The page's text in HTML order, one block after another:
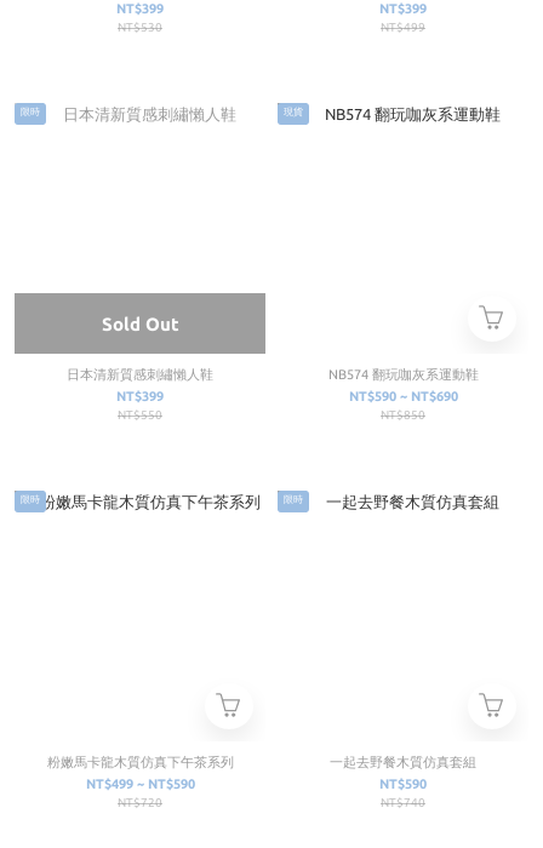
NT$399
NT$530
NT$399
NT$499
限時
Sold Out
日本清新質感刺繡懶人鞋
NT$399
NT$550
現貨
NB574 翻玩咖灰系運動鞋
NT$590 ~ NT$690
NT$850
限時
粉嫩馬卡龍木質仿真下午茶系列
NT$499 ~ NT$590
NT$720
限時
一起去野餐木質仿真套組
NT$590
NT$740